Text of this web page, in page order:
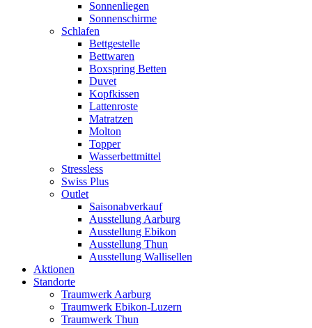
Sonnenliegen
Sonnenschirme
Schlafen
Bettgestelle
Bettwaren
Boxspring Betten
Duvet
Kopfkissen
Lattenroste
Matratzen
Molton
Topper
Wasserbettmittel
Stressless
Swiss Plus
Outlet
Saisonabverkauf
Ausstellung Aarburg
Ausstellung Ebikon
Ausstellung Thun
Ausstellung Wallisellen
Aktionen
Standorte
Traumwerk Aarburg
Traumwerk Ebikon-Luzern
Traumwerk Thun